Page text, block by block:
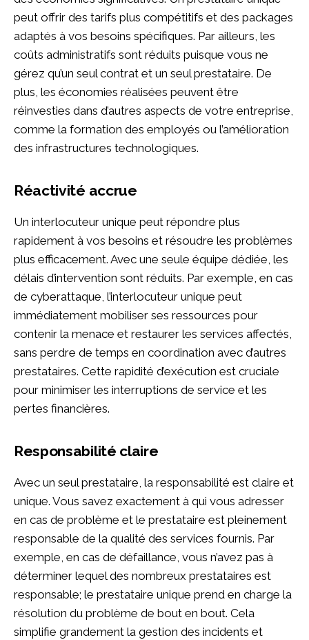
peut offrir des tarifs plus compétitifs et des packages
adaptés à vos besoins spécifiques. Par ailleurs, les
coûts administratifs sont réduits puisque vous ne
gérez qu’un seul contrat et un seul prestataire. De
plus, les économies réalisées peuvent être
réinvesties dans d’autres aspects de votre entreprise,
comme la formation des employés ou l’amélioration
des infrastructures technologiques.
Réactivité accrue
Un interlocuteur unique peut répondre plus
rapidement à vos besoins et résoudre les problèmes
plus efficacement. Avec une seule équipe dédiée, les
délais d’intervention sont réduits. Par exemple, en cas
de cyberattaque, l’interlocuteur unique peut
immédiatement mobiliser ses ressources pour
contenir la menace et restaurer les services affectés,
sans perdre de temps en coordination avec d’autres
prestataires. Cette rapidité d’exécution est cruciale
pour minimiser les interruptions de service et les
pertes financières.
Responsabilité claire
Avec un seul prestataire, la responsabilité est claire et
unique. Vous savez exactement à qui vous adresser
en cas de problème et le prestataire est pleinement
responsable de la qualité des services fournis. Par
exemple, en cas de défaillance, vous n’avez pas à
déterminer lequel des nombreux prestataires est
responsable; le prestataire unique prend en charge la
résolution du problème de bout en bout. Cela
simplifie grandement la gestion des incidents et